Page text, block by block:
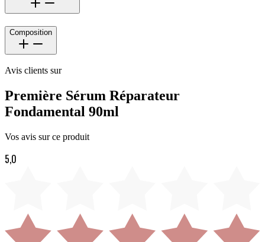
Composition
Avis clients sur
Première Sérum Réparateur
Fondamental 90ml
Vos avis sur ce produit
5,0